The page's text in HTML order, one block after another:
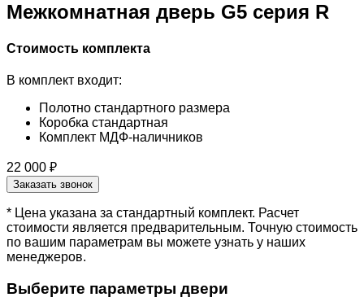
Межкомнатная дверь G5 серия R
Стоимость комплекта
В комплект входит:
Полотно стандартного размера
Коробка стандартная
Комплект МДФ-наличников
22 000 ₽
Заказать звонок
* Цена указана за стандартный комплект. Расчет
стоимости является предварительным. Точную стоимость
по вашим параметрам вы можете узнать у наших
менеджеров.
Выберите параметры двери